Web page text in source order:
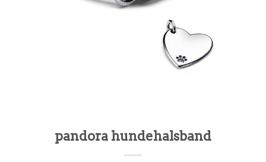
pandora hundehalsband